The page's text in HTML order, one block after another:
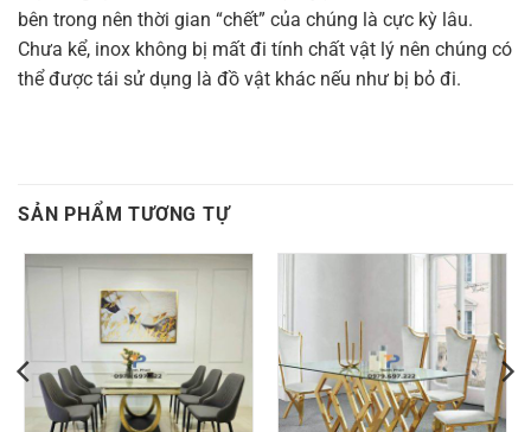
bên trong nên thời gian “chết” của chúng là cực kỳ lâu.
Chưa kể, inox không bị mất đi tính chất vật lý nên chúng có
thể được tái sử dụng là đồ vật khác nếu như bị bỏ đi.
SẢN PHẨM TƯƠNG TỰ